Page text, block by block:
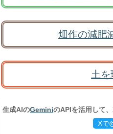
畑作の減肥
土
生成AIのGeminiのAPIを活用して
Xで